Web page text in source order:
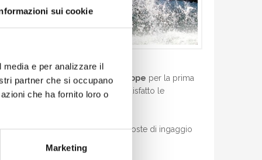
sui cookie
e per analizzare il
partner che si occupano
che ha fornito loro o
Marketing
dell’armatoreAlfredo Di Giuseppe per la prima
e quinto di giornata non ha soddisfatto le
ormai note nel circuito e le proposte di ingaggio